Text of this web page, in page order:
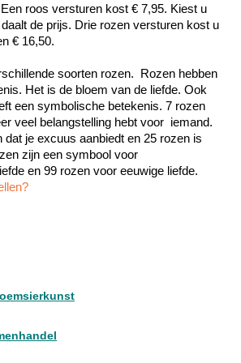
roos versturen kost € 7,95. Kiest u
de prijs. Drie rozen versturen kost u
€ 16,50.
soorten rozen.  Rozen hebben
Het is de bloem van de liefde. Ook
een symbolische betekenis. 7 rozen
veel belangstelling hebt voor  iemand.
dat je excuus aanbiedt en 25 rozen is
zijn een symbool voor